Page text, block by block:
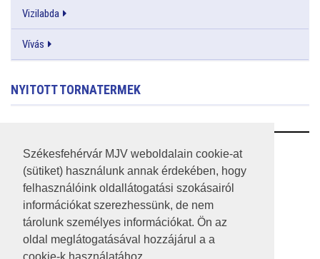
Székesfehérvár MJV weboldalain cookie-at
(sütiket) használunk annak érdekében, hogy
felhasználóink oldallátogatási szokásairól
információkat szerezhessünk, de nem
tárolunk személyes információkat. Ön az
oldal meglátogatásával hozzájárul a a
Vizilabda
Vívás
NYITOTT TORNATERMEK
RSS
A HONLAP 2017.03.31-I ÁLLAPOTA
JOGI NYILATKOZAT
IMPRESSZUM